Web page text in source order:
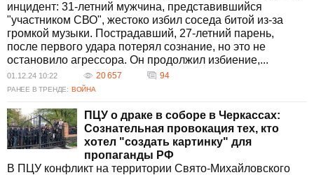
инцидент: 31-летний мужчина, представившийся
"участником СВО", жестоко избил соседа битой из-за
громкой музыки. Пострадавший, 27-летний парень,
после первого удара потерял сознание, но это не
остановило агрессора. Он продолжил избиение,...
01.12.24 10:22 20 657 94
РАНЕЕ В ТРЕНДЕ: ВОЙНА
ПЦУ о драке в соборе в Черкассах:
Сознательная провокация тех, кто
хотел "создать картинку" для
пропаганды РФ
В ПЦУ конфликт на территории Свято-Михайловского